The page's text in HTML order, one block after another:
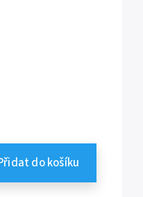
do košíku